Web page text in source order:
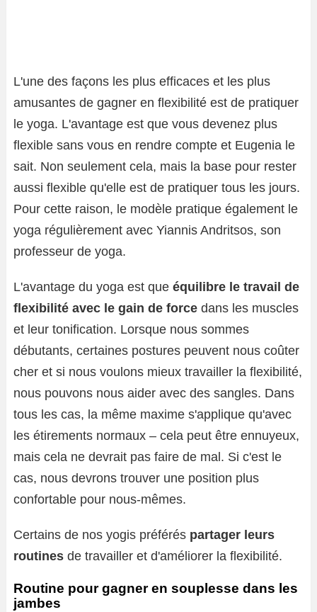
L'une des façons les plus efficaces et les plus
amusantes de gagner en flexibilité est de pratiquer
le yoga. L'avantage est que vous devenez plus
flexible sans vous en rendre compte et Eugenia le
sait. Non seulement cela, mais la base pour rester
aussi flexible qu'elle est de pratiquer tous les jours.
Pour cette raison, le modèle pratique également le
yoga régulièrement avec Yiannis Andritsos, son
professeur de yoga.
L'avantage du yoga est que équilibre le travail de
flexibilité avec le gain de force dans les muscles
et leur tonification. Lorsque nous sommes
débutants, certaines postures peuvent nous coûter
cher et si nous voulons mieux travailler la flexibilité,
nous pouvons nous aider avec des sangles. Dans
tous les cas, la même maxime s'applique qu'avec
les étirements normaux – cela peut être ennuyeux,
mais cela ne devrait pas faire de mal. Si c'est le
cas, nous devrons trouver une position plus
confortable pour nous-mêmes.
Certains de nos yogis préférés partager leurs
routines de travailler et d'améliorer la flexibilité.
Routine pour gagner en souplesse dans les
jambes